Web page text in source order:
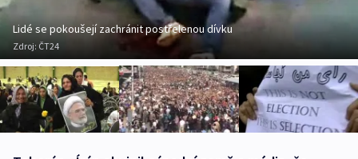
Lidé se pokoušejí zachránit postřelenou dívku
Zdroj: ČT24